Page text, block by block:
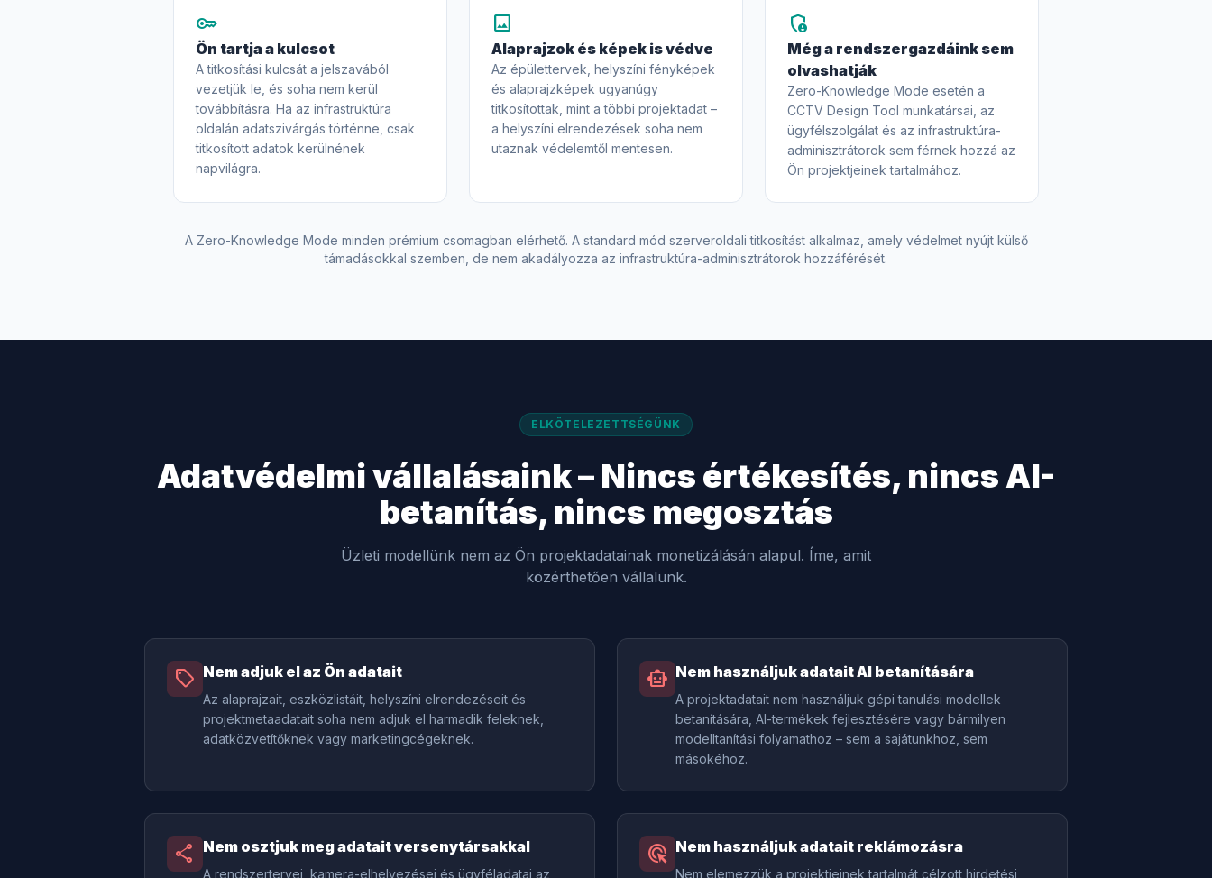
key
Ön tartja a kulcsot
A titkosítási kulcsát a jelszavából
vezetjük le, és soha nem kerül
továbbításra. Ha az infrastruktúra
oldalán adatszivárgás történne, csak
titkosított adatok kerülnének
napvilágra.
image
Alaprajzok és képek is védve
Az épülettervek, helyszíni fényképek
és alaprajzképek ugyanúgy
titkosítottak, mint a többi projektadat –
a helyszíni elrendezések soha nem
utaznak védelemtől mentesen.
admin_panel_settings
Még a rendszergazdáink sem
olvashatják
Zero-Knowledge Mode esetén a
CCTV Design Tool munkatársai, az
ügyfélszolgálat és az infrastruktúra-
adminisztrátorok sem férnek hozzá az
Ön projektjeinek tartalmához.
A Zero-Knowledge Mode minden prémium csomagban elérhető. A standard mód szerveroldali titkosítást alkalmaz, amely védelmet nyújt külső
támadásokkal szemben, de nem akadályozza az infrastruktúra-adminisztrátorok hozzáférését.
ELKÖTELEZETTSÉGÜNK
Adatvédelmi vállalásaink – Nincs értékesítés, nincs AI-
betanítás, nincs megosztás
Üzleti modellünk nem az Ön projektadatainak monetizálásán alapul. Íme, amit
közérthetően vállalunk.
sell Nem adjuk el az Ön adatait
Az alaprajzait, eszközlistáit, helyszíni elrendezéseit és
projektmetaadatait soha nem adjuk el harmadik feleknek,
adatközvetítőknek vagy marketingcégeknek.
smart_toy Nem használjuk adatait AI betanítására
A projektadatait nem használjuk gépi tanulási modellek
betanítására, AI-termékek fejlesztésére vagy bármilyen
modelltanítási folyamathoz – sem a sajátunkhoz, sem
másokéhoz.
share Nem osztjuk meg adatait versenytársakkal
A rendszertervei, kamera-elhelyezései és ügyféladatai az
ads_click Nem használjuk adatait reklámozásra
Nem elemezzük a projektjeinek tartalmát célzott hirdetési